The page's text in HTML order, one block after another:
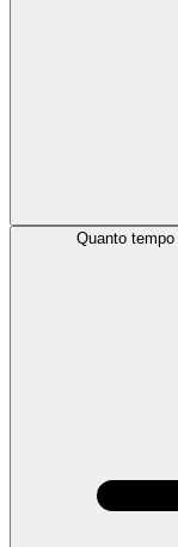
Quanto